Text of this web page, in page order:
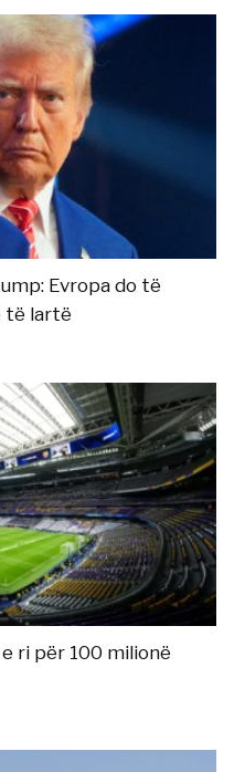
Evropa do të
të lartë
ri për 100 milionë